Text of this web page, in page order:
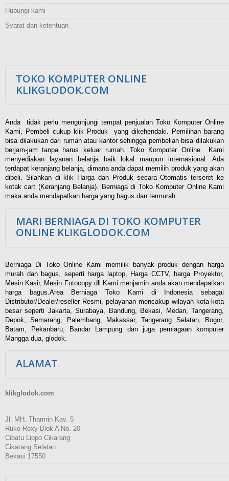
Hubungi kami
Syarat dan ketentuan
TOKO KOMPUTER ONLINE
KLIKGLODOK.COM
Anda tidak perlu mengunjungi tempat penjualan Toko Komputer Online
Kami, Pembeli cukup klik Produk yang dikehendaki. Pemilihan barang
bisa dilakukan dari rumah atau kantor sehingga pembelian bisa dilakukan
berjam-jam tanpa harus keluar rumah. Toko Komputer Online Kami
menyediakan layanan belanja baik lokal maupun internasional. Ada
terdapat keranjang belanja, dimana anda dapat memilih produk yang akan
dibeli. Silahkan di klik Harga dan Produk secara Otomatis terseret ke
kotak cart (Keranjang Belanja). Berniaga di Toko Komputer Online Kami
maka anda mendapatkan harga yang bagus dan termurah.
MARI BERNIAGA DI TOKO KOMPUTER
ONLINE KLIKGLODOK.COM
Berniaga Di Toko Online Kami memilik banyak produk dengan harga
murah dan bagus, seperti harga laptop, Harga CCTV, harga Proyektor,
Mesin Kasir, Mesin Fotocopy dll Kami menjamin anda akan mendapatkan
harga bagus.Area Berniaga Toko Kami di Indonesia sebagai
Distributor/Dealer/reseller Resmi, pelayanan mencakup wilayah kota-kota
besar seperti Jakarta, Surabaya, Bandung, Bekasi, Medan, Tangerang,
Depok, Semarang, Palembang, Makassar, Tangerang Selatan, Bogor,
Batam, Pekanbaru, Bandar Lampung dan juga perniagaan komputer
Mangga dua, glodok.
ALAMAT
klikglodok.com
Jl. MH. Thamrin Kav. 5
Ruko Roxy Blok A No. 20
Cibatu Lippo Cikarang
Cikarang Selatan
Bekasi 17550